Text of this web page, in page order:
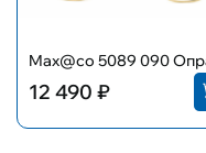
Max@co 5089 090
12 490 ₽